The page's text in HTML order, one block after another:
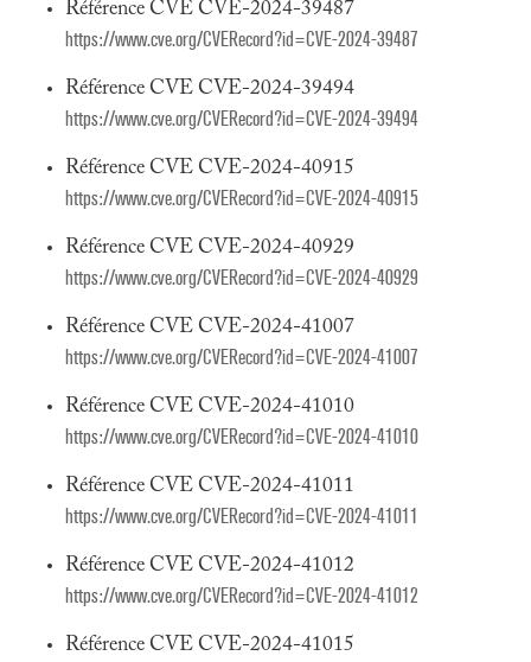
Référence CVE CVE-2024-39487
https://www.cve.org/CVERecord?id=CVE-2024-39487
Référence CVE CVE-2024-39494
https://www.cve.org/CVERecord?id=CVE-2024-39494
Référence CVE CVE-2024-40915
https://www.cve.org/CVERecord?id=CVE-2024-40915
Référence CVE CVE-2024-40929
https://www.cve.org/CVERecord?id=CVE-2024-40929
Référence CVE CVE-2024-41007
https://www.cve.org/CVERecord?id=CVE-2024-41007
Référence CVE CVE-2024-41010
https://www.cve.org/CVERecord?id=CVE-2024-41010
Référence CVE CVE-2024-41011
https://www.cve.org/CVERecord?id=CVE-2024-41011
Référence CVE CVE-2024-41012
https://www.cve.org/CVERecord?id=CVE-2024-41012
Référence CVE CVE-2024-41015